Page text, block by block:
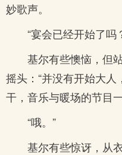
妙歌声。
“宴会已经开始了吗
基尔有些懊恼，但
摇头：“并没有开始大
干，音乐与暖场的节目
“哦。”
基尔有些惊讶，从